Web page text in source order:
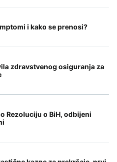
i kako se prenosi?
zdravstvenog osiguranja za
Rezoluciju o BiH, odbijeni